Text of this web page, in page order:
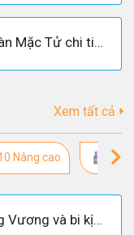
Dàn ý phân tích Đây thôn Vĩ Dạ Hàn Mặc Tử chi tiết, hay nhất
Xem tất cả
Nâng cao
Bài học rút ra từ truyện An Dương Vương và bi kịch tình yêu Mị Châu Trọng Thủy